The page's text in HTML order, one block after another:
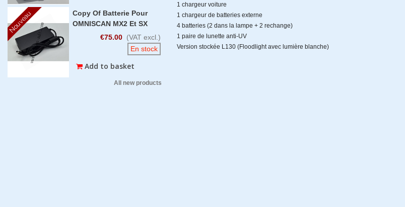
Nouveau
Copy Of Batterie Pour
OMNISCAN MX2 Et SX
€75.00 (VAT excl.)
En stock
Add to basket
All new products
1 chargeur voiture
1 chargeur de batteries externe
4 batteries (2 dans la lampe + 2 rechange)
1 paire de lunette anti-UV
Version stockée L130 (Floodlight avec lumière blanche)